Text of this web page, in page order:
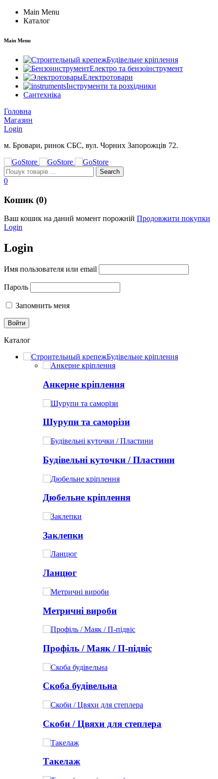
Main Menu
Каталог
Main Menu
Будівельне кріплення
Електро та бензоінструмент
Електротовари
Інструменти та розхідники
Сантехніка
Головна
Магазин
Login
м. Бровари, ринок СБС, вул. Чорних Запорожців 72.
0
Кошик (0)
Ваш кошик на даний момент порожній Продовжити покупки
Login
Login
Имя пользователя или email
Пароль
Запомнить меня
Каталог
Будівельне кріплення
Анкерне кріплення
Шурупи та саморізи
Будівельні куточки / Пластини
Дюбельне кріплення
Заклепки
Ланцюг
Метричні вироби
Профіль / Маяк / П-підвіс
Скоба будівельна
Скоби / Цвяхи для степлера
Такелаж